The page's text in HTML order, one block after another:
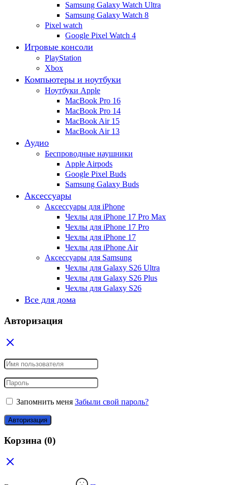
Samsung Galaxy Watch Ultra
Samsung Galaxy Watch 8
Pixel watch
Google Pixel Watch 4
Игровые консоли
PlayStation
Xbox
Компьютеры и ноутбуки
Ноутбуки Apple
MacBook Pro 16
MacBook Pro 14
MacBook Air 15
MacBook Air 13
Аудио
Беспроводные наушники
Apple Airpods
Google Pixel Buds
Samsung Galaxy Buds
Аксессуары
Аксессуары для iPhone
Чехлы для iPhone 17 Pro Max
Чехлы для iPhone 17 Pro
Чехлы для iPhone 17
Чехлы для iPhone Air
Аксессуары для Samsung
Чехлы для Galaxy S26 Ultra
Чехлы для Galaxy S26 Plus
Чехлы для Galaxy S26
Все для дома
Авторизация
Запомнить меня Забыли свой пароль?
Авторизация
Корзина (0)